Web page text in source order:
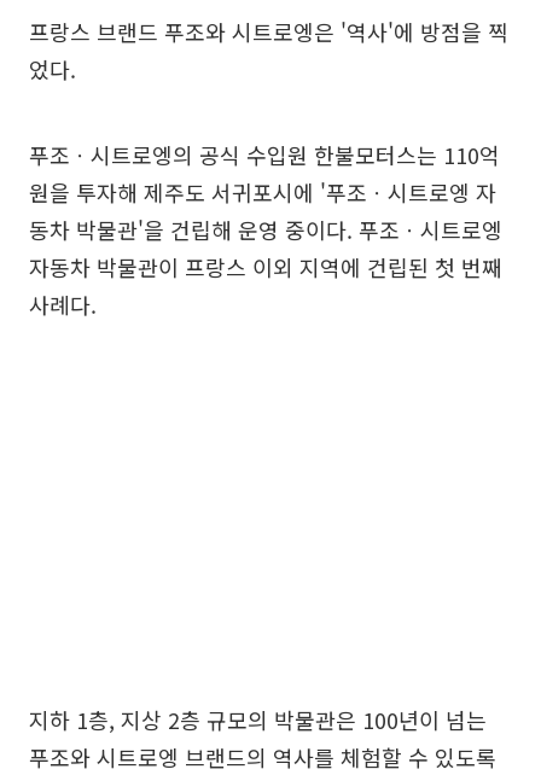
프랑스 브랜드 푸조와 시트로엥은 '역사'에 방점을 찍
었다.
푸조ㆍ시트로엥의 공식 수입원 한불모터스는 110억
원을 투자해 제주도 서귀포시에 '푸조ㆍ시트로엥 자
동차 박물관'을 건립해 운영 중이다. 푸조ㆍ시트로엥
자동차 박물관이 프랑스 이외 지역에 건립된 첫 번째
사례다.
지하 1층, 지상 2층 규모의 박물관은 100년이 넘는
푸조와 시트로엥 브랜드의 역사를 체험할 수 있도록